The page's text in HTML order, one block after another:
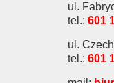
ul.
tel.: 601
ul.
tel.: 601